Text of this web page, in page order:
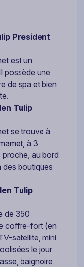
President
est un
possède une
de spa et bien
Tulip
se trouve à
à 3
proche, au bord
des boutiques
Tulip
de 350
coffre-fort (en
satellite, mini
le jour
baignoire